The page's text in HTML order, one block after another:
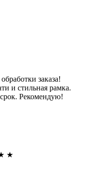
заказа!
и стильная рамка.
Рекомендую!
★